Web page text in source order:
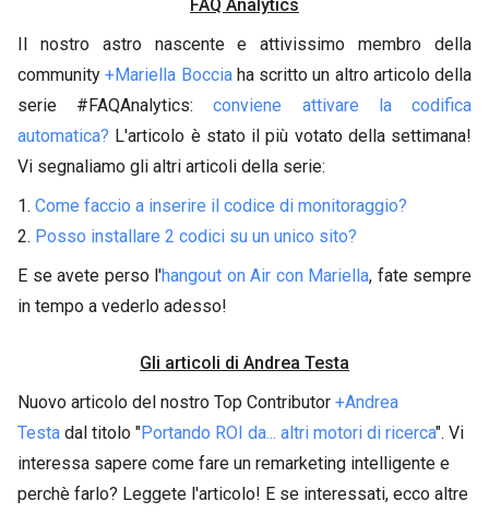
FAQ Analytics
Il nostro astro nascente e attivissimo membro della
community+Mariella Bocciaha scritto un altro articolo della
serie #FAQAnalytics:conviene attivare la codifica
automatica? L'articolo è stato il più votato della settimana!
Vi segnaliamo gli altri articoli della serie:
1. Come faccio a inserire il codice di monitoraggio?
2. Posso installare 2 codici su un unico sito?
E se avete perso l'hangout on Air con Mariella, fate sempre
in tempo a vederlo adesso!
Gli articoli di Andrea Testa
Nuovo articolo del nostro Top Contributor +Andrea
Testa dal titolo "Portando ROI da... altri motori di ricerca". Vi
interessa sapere come fare un remarketing intelligente e
perchè farlo? Leggete l'articolo! E se interessati, ecco altre